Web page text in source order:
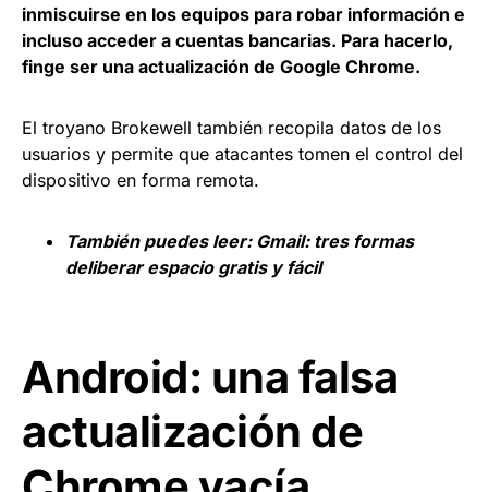
inmiscuirse en los equipos para robar información e
incluso acceder a cuentas bancarias. Para hacerlo,
finge ser una actualización de Google Chrome.
El troyano Brokewell también recopila datos de los
usuarios y permite que atacantes tomen el control del
dispositivo en forma remota.
También puedes leer: Gmail: tres formas
deliberar espacio gratis y fácil
Android: una falsa
actualización de